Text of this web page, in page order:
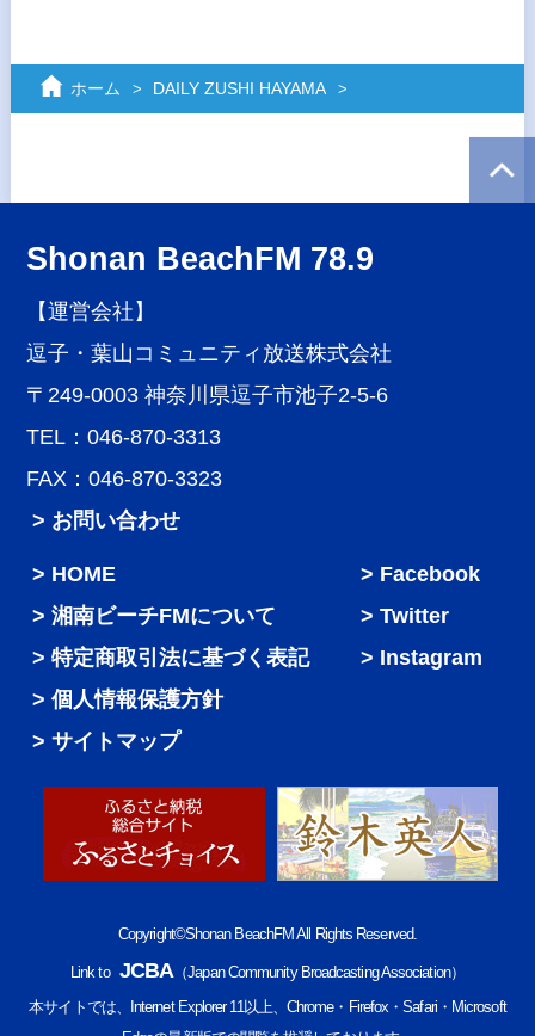
ホーム DAILY ZUSHI HAYAMA
Shonan BeachFM 78.9
【運営会社】
逗子・葉山コミュニティ放送株式会社
〒249-0003 神奈川県逗子市池子2-5-6
TEL：046-870-3313
FAX：046-870-3323
> お問い合わせ
HOME
湘南ビーチFMについて
特定商取引法に基づく表記
個人情報保護方針
サイトマップ
Facebook
Twitter
Instagram
Copyright©Shonan BeachFM All Rights Reserved.
Link to JCBA（Japan Community Broadcasting Association）
本サイトでは、Internet Explorer 11以上、Chrome・Firefox・Safari・Microsoft